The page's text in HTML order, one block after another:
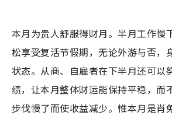
本月为贵人舒服得财月。半月工作慢
松享受复活节假期，无论外游与否，
状态。从商、自雇者在下半月还可以
绩，让本月整体财运能保持平稳，而
步伐慢了而使收益减少。惟本月是肖